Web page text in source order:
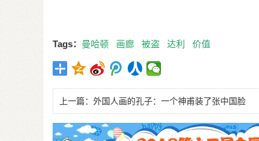
Tags： 曼哈顿 画廊 被盗 达利 价值
上一篇： 外国人画的孔子：一个神甫装了张中国脸